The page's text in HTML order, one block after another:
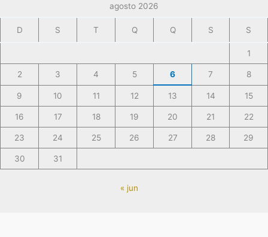
agosto 2026
D S T Q Q S S
1
2 3 4 5 6 7 8
9 10 11 12 13 14 15
16 17 18 19 20 21 22
23 24 25 26 27 28 29
30 31
« jun